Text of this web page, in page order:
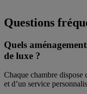
Questions
Quels
de luxe ?
Chaque chambre dispose
et d’un service